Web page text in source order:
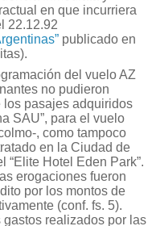
en que incurriera
22.12.92
publicado en
del vuelo AZ
no pudieron
los pasajes adquiridos
SAU”, para el vuelo
, como tampoco
en la Ciudad de
“Elite Hotel Eden Park”.
erogaciones fueron
por los montos de
(conf. fs. 5).
realizados por las